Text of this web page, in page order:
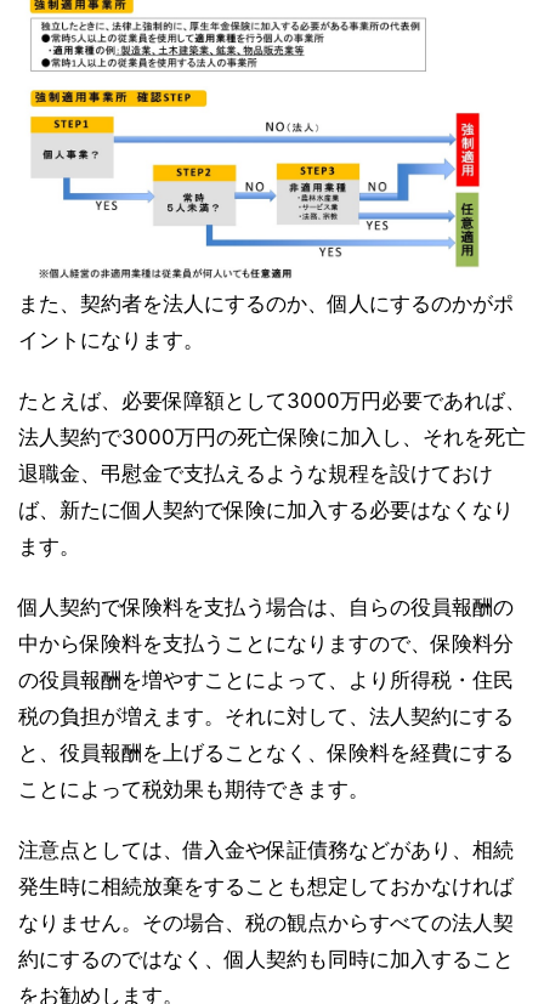
また、契約者を法人にするのか、個人にするのかがポ
イントになります。
たとえば、必要保障額として3000万円必要であれば、
法人契約で3000万円の死亡保険に加入し、それを死亡
退職金、弔慰金で支払えるような規程を設けておけ
ば、新たに個人契約で保険に加入する必要はなくなり
ます。
個人契約で保険料を支払う場合は、自らの役員報酬の
中から保険料を支払うことになりますので、保険料分
の役員報酬を増やすことによって、より所得税・住民
税の負担が増えます。それに対して、法人契約にする
と、役員報酬を上げることなく、保険料を経費にする
ことによって税効果も期待できます。
注意点としては、借入金や保証債務などがあり、相続
発生時に相続放棄をすることも想定しておかなければ
なりません。その場合、税の観点からすべての法人契
約にするのではなく、個人契約も同時に加入すること
をお勧めします。